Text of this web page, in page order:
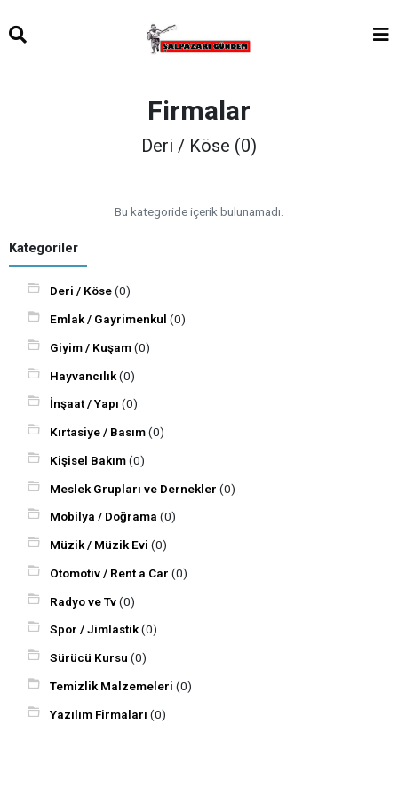
Firmalar
Deri / Köse (0)
Bu kategoride içerik bulunamadı.
Kategoriler
Deri / Köse(0)
Emlak / Gayrimenkul(0)
Giyim / Kuşam(0)
Hayvancılık(0)
İnşaat / Yapı(0)
Kırtasiye / Basım(0)
Kişisel Bakım(0)
Meslek Grupları ve Dernekler(0)
Mobilya / Doğrama(0)
Müzik / Müzik Evi(0)
Otomotiv / Rent a Car(0)
Radyo ve Tv(0)
Spor / Jimlastik(0)
Sürücü Kursu(0)
Temizlik Malzemeleri(0)
Yazılım Firmaları(0)